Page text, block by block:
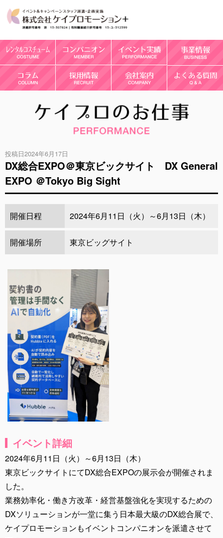
投稿日2024年6月17日
DX総合EXPO＠東京ビックサイト DX General
EXPO ＠Tokyo Big Sight
開催日程 2024年6月11日（火）～6月13日（木）
開催場所 東京ビッグサイト
イベント詳細
2024年6月11日（火）～6月13日（木）
東京ビックサイトにてDX総合EXPOの展示会が開催されま
した。
業務効率化・働き方改革・経営基盤強化を実現するための
DXソリューションが一堂に集う日本最大級のDX総合展で、
ケイプロモーションもイベントコンパニオンを派遣させて